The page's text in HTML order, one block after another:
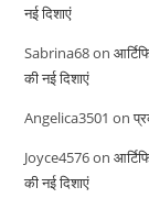
नई दिशाएं
Sabrina68on
की नई दिशाएं
Angelica3501 on
Joyce4576on
की नई दिशाएं